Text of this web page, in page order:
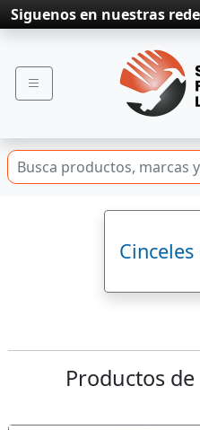
Siguenos en nuestras
Productos